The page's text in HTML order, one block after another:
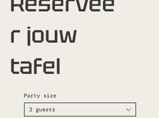
r jouw
tafel